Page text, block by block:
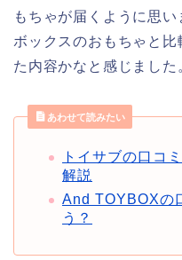
もちゃが届くように思
ボックスのおもちゃと
た内容かなと感じました
あわせて読みたい
トイサブの口コ
解説
And TOYBOXの
う？